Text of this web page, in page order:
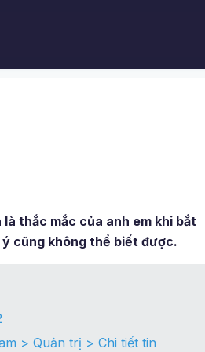
thắc mắc của anh em khi bắt
cũng không thể biết được.
> Quản trị > Chi tiết tin